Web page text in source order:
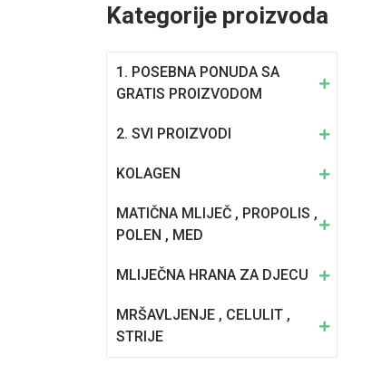
Kategorije proizvoda
1. POSEBNA PONUDA SA
GRATIS PROIZVODOM
2. SVI PROIZVODI
KOLAGEN
MATIČNA MLIJEČ , PROPOLIS ,
POLEN , MED
MLIJEČNA HRANA ZA DJECU
MRŠAVLJENJE , CELULIT ,
STRIJE